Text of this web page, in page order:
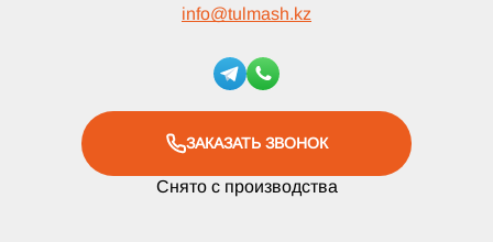
info@tulmash.kz
ЗАКАЗАТЬ ЗВОНОК
Снято с производства